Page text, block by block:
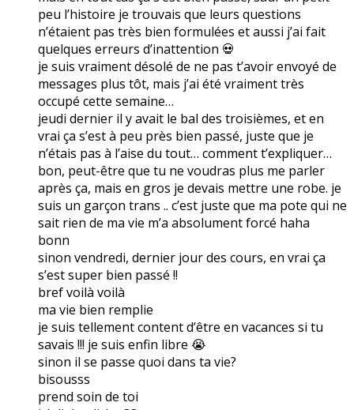
peu l’histoire je trouvais que leurs questions
n’étaient pas très bien formulées et aussi j’ai fait
quelques erreurs d’inattention 💀
je suis vraiment désolé de ne pas t’avoir envoyé de
messages plus tôt, mais j’ai été vraiment très
occupé cette semaine…
jeudi dernier il y avait le bal des troisièmes, et en
vrai ça s’est à peu près bien passé, juste que je
n’étais pas à l’aise du tout… comment t’expliquer…
bon, peut-être que tu ne voudras plus me parler
après ça, mais en gros je devais mettre une robe. je
suis un garçon trans .. c’est juste que ma pote qui ne
sait rien de ma vie m’a absolument forcé haha
bonn
sinon vendredi, dernier jour des cours, en vrai ça
s’est super bien passé !!
bref voilà voilà
ma vie bien remplie
je suis tellement content d’être en vacances si tu
savais !!! je suis enfin libre 😭
sinon il se passe quoi dans ta vie?
bisousss
prend soin de toi